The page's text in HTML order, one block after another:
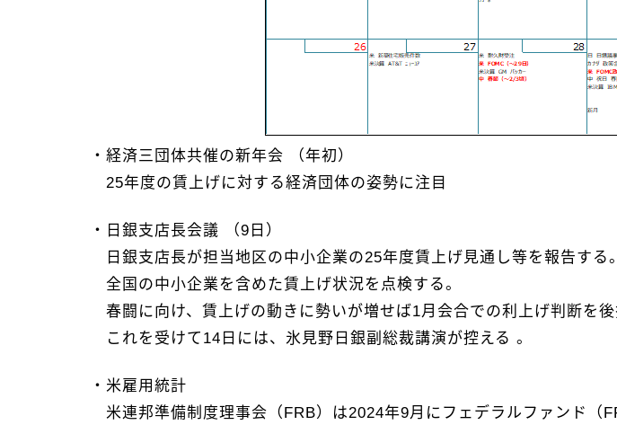
・経済三団体共催の新年会 （年初）
25年度の賃上げに対する経済団体の姿勢に注目
・日銀支店長会議 （9日）
日銀支店長が担当地区の中小企業の25年度賃上げ見通し等を報告する。
全国の中小企業を含めた賃上げ状況を点検する。
春闘に向け、賃上げの動きに勢いが増せば1月会合での利上げ判断を後
これを受けて14日には、氷見野日銀副総裁講演が控える 。
・米雇用統計
米連邦準備制度理事会（FRB）は2024年9月にフェデラルファンド（